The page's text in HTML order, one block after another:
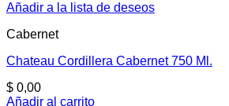
Añadir a la lista de deseos
Cabernet
Chateau Cordillera Cabernet 750 Ml.
$ 0,00
Añadir al carrito